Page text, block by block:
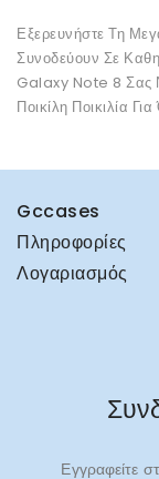
Εξερευνήστε Τη
Συνοδεύουν Σε
Galaxy Note 8 Σας
Ποικίλη Ποικιλία
Gccases
Πληροφορίες
Λογαριασμός
Εγγραφείτε